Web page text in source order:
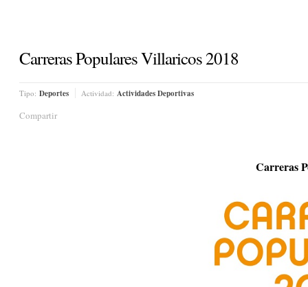
Carreras Populares Villaricos 2018
Tipo: Deportes Actividad: Actividades Deportivas
Compartir
Carreras